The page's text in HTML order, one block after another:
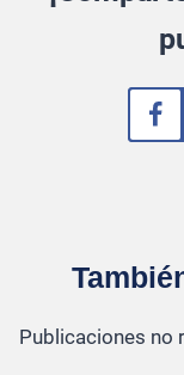
Publicaciones no